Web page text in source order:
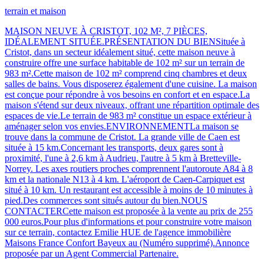
terrain et maison
MAISON NEUVE À CRISTOT, 102 M², 7 PIÈCES,
IDÉALEMENT SITUÉE.PRÉSENTATION DU BIENSituée à
Cristot, dans un secteur idéalement situé, cette maison neuve à
construire offre une surface habitable de 102 m² sur un terrain de
983 m².Cette maison de 102 m² comprend cinq chambres et deux
salles de bains. Vous disposerez également d'une cuisine. La maison
est conçue pour répondre à vos besoins en confort et en espace.La
maison s'étend sur deux niveaux, offrant une répartition optimale des
espaces de vie.Le terrain de 983 m² constitue un espace extérieur à
aménager selon vos envies.ENVIRONNEMENTLa maison se
trouve dans la commune de Cristot. La grande ville de Caen est
située à 15 km.Concernant les transports, deux gares sont à
proximité, l'une à 2,6 km à Audrieu, l'autre à 5 km à Bretteville-
Norrey. Les axes routiers proches comprennent l'autoroute A84 à 8
km et la nationale N13 à 4 km. L'aéroport de Caen-Carpiquet est
situé à 10 km. Un restaurant est accessible à moins de 10 minutes à
pied.Des commerces sont situés autour du bien.NOUS
CONTACTERCette maison est proposée à la vente au prix de 255
000 euros.Pour plus d'informations et pour construire votre maison
sur ce terrain, contactez Emilie HUE de l'agence immobilière
Maisons France Confort Bayeux au (Numéro supprimé).Annonce
proposée par un Agent Commercial Partenaire.